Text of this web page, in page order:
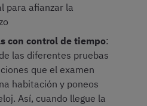
para afianzar la
con control de tiempo:
las diferentes pruebas
que el examen
habitación y poneos
Así, cuando llegue la